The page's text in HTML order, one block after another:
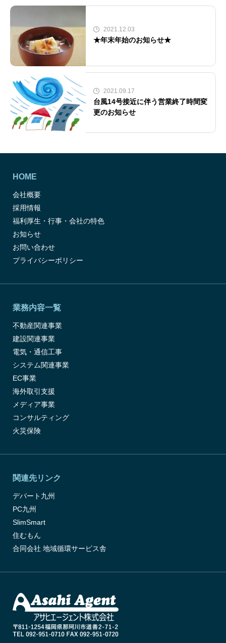
2021.12.03
★年末年始のお知らせ★
2021.09.17
台風14号接近に伴う営業終了時間変
更のお知らせ
HOME
会社概要
採用情報
福利厚生・行事・会社の特色
お知らせ
お問い合わせ
プライバシーポリシー
業務内容一覧
不動産関連事業
建設関連事業
電気・通信工事
システム関連事業
EC事業
海外取引支援
メディア事業
コンサルティング
火災保険
関連先リンク
デパート九州
PC九州
SlimSmart
住むもん
合同会社 地域循環サービス舎